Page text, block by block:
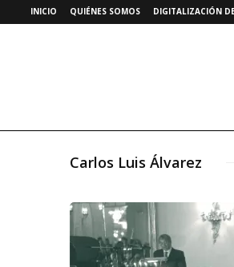
INICIO QUIÉNES SOMOS DIGITALIZACIÓN
Carlos Luis Álvarez